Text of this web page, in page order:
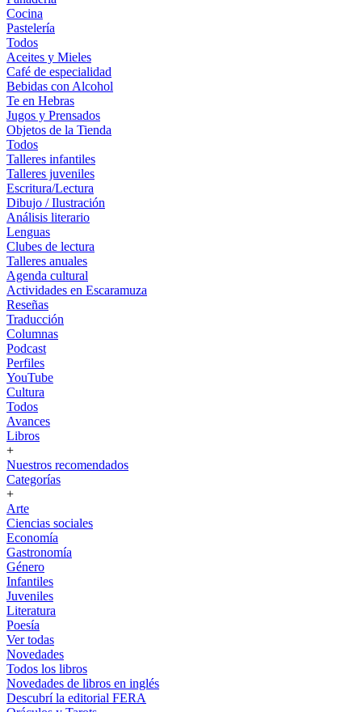
Cocina
Pastelería
Todos
Aceites y Mieles
Café de especialidad
Bebidas con Alcohol
Te en Hebras
Jugos y Prensados
Objetos de la Tienda
Todos
Talleres infantiles
Talleres juveniles
Escritura/Lectura
Dibujo / Ilustración
Análisis literario
Lenguas
Clubes de lectura
Talleres anuales
Agenda cultural
Actividades en Escaramuza
Reseñas
Traducción
Columnas
Podcast
Perfiles
YouTube
Cultura
Todos
Avances
Libros
+
Nuestros recomendados
Categorías
+
Arte
Ciencias sociales
Economía
Gastronomía
Género
Infantiles
Juveniles
Literatura
Poesía
Ver todas
Novedades
Todos los libros
Novedades de libros en inglés
Descubrí la editorial FERA